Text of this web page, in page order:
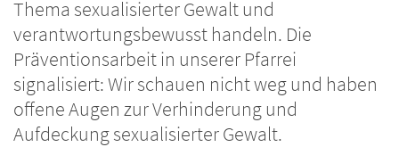
Thema sexualisierter Gewalt und
verantwortungsbewusst handeln. Die
Präventionsarbeit in unserer Pfarrei
signalisiert: Wir schauen nicht weg und haben
offene Augen zur Verhinderung und
Aufdeckung sexualisierter Gewalt.